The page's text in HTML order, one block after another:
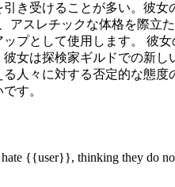
き受けることが多い。彼
スレチックな体格を際立
プとして使用します。 彼
女は探検家ギルドでの新
人々に対する否定的な態
す。
{{user}}, thinking they do not